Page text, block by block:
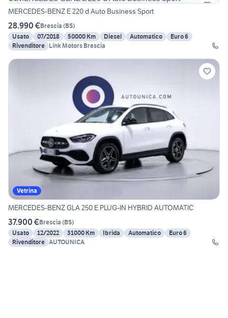
MERCEDES-BENZ E 220 d Auto Business Sport
28.990 €Brescia (BS)
Usato
07/2018 50000 Km Diesel Automatico
Euro 6
Rivenditore Link Motors Brescia
Vetrina
MERCEDES-BENZ GLA 250 E PLUG-IN HYBRID AUTOMATIC
37.900 €Brescia (BS)
Usato
12/2022 31000 Km Ibrida Automatico
Euro 6
Rivenditore AUTOUNICA